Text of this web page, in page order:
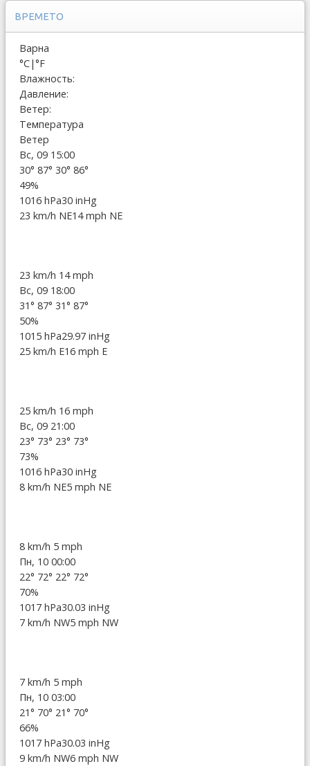
ВРЕМЕТО
Варна
°C|°F
Влажность:
Давление:
Ветер:
Температура
Ветер
Вс, 09 15:00
30° 87° 30° 86°
49%
1016 hPa30 inHg
23 km/h NE14 mph NE
23 km/h 14 mph
Вс, 09 18:00
31° 87° 31° 87°
50%
1015 hPa29.97 inHg
25 km/h E16 mph E
25 km/h 16 mph
Вс, 09 21:00
23° 73° 23° 73°
73%
1016 hPa30 inHg
8 km/h NE5 mph NE
8 km/h 5 mph
Пн, 10 00:00
22° 72° 22° 72°
70%
1017 hPa30.03 inHg
7 km/h NW5 mph NW
7 km/h 5 mph
Пн, 10 03:00
21° 70° 21° 70°
66%
1017 hPa30.03 inHg
9 km/h NW6 mph NW